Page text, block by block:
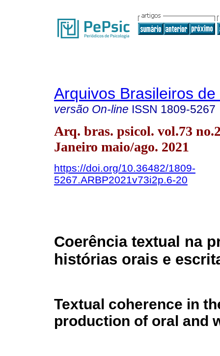
Arquivos Brasileiros
versão On-line ISSN 1809-5267
Arq. bras. psicol. vol.73
Janeiro maio/ago. 2021
https://doi.org/10.36482/1809-
5267.ARBP2021v73i2p.6-20
Coerência textual na
histórias orais e
Textual coherence in
production of oral and